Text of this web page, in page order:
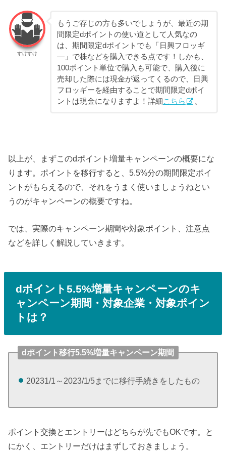
すけすけ
もうご存じの方も多いでしょうが、最近の期
間限定dポイントの使い道として人気なの
は、期間限定dポイントでも「日興フロッギ
―」で株などを購入できる点です！しかも、
100ポイント単位で購入も可能で、購入後に
売却した際には現金が返ってくるので、日興
フロッギーを経由することで期間限定dポイ
ントは現金になりますよ！詳細こちら 。
以上が、まずこのdポイント増量キャンペーンの概要にな
ります。ポイントを移行すると、5.5%分の期間限定ポイ
ントがもらえるので、それをうまく使いましょうねとい
うのがキャンペーンの概要ですね。
では、実際のキャンペーン期間や対象ポイント、注意点
などを詳しく解説していきます。
dポイント5.5%増量キャンペーンのキ
ャンペーン期間・対象企業・対象ポイン
トは？
dポイント移行5.5%増量キャンペーン期間
20231/1～2023/1/5までに移行手続きをしたもの
ポイント交換とエントリーはどちらが先でもOKです。と
にかく、エントリーだけはまずしておきましょう。